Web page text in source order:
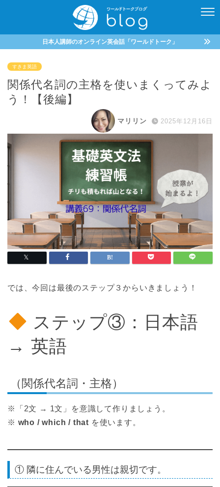
日本人講師のオンライン英会話「ワールドトーク」
すきま英語
関係代名詞の主格を使いまくってみよ
う！【後編】
マリリン 2025年12月16日
では、今回は最後のステップ３からいきましょう！
ステップ③：日本語
→ 英語
（関係代名詞・主格）
※「2文 → 1文」を意識して作りましょう。
※ who / which / that を使います。
① 隣に住んでいる男性は親切です。